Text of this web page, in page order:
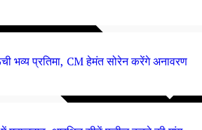
भव्य प्रतिमा, CM हेमंत सोरेन करेंगे अनावरण